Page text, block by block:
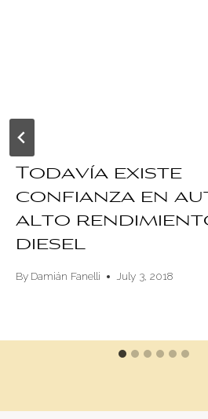
Todavía existe
confianza en
alto
diesel
By Damián Fanelli July 3, 2018